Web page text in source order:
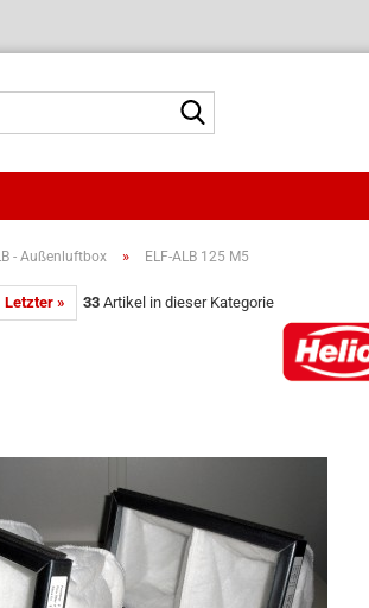
- Außenluftbox » ELF-ALB 125 M5
Letzter » 33 Artikel in dieser Kategorie